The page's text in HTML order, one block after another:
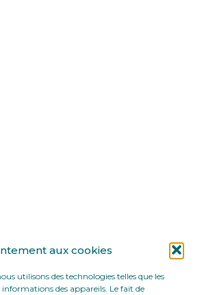
aux cookies
utilisons des technologies telles que les
des appareils. Le fait de